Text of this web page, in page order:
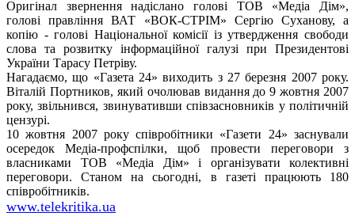
Оригінал звернення надіслано голові ТОВ «Медіа Дім»,
голові правління ВАТ «ВОК-СТРІМ» Сергію Суханову, а
копію - голові Національної комісії із утвердження свободи
слова та розвитку інформаційної галузі при Президентові
України Тарасу Петріву.
Нагадаємо, що «Газета 24» виходить з 27 березня 2007 року.
Віталій Портников, який очолював видання до 9 жовтня 2007
року, звільнився, звинувативши співзасновників у політичній
цензурі.
10 жовтня 2007 року співробітники «Газети 24» заснували
осередок Медіа-профспілки, щоб провести переговори з
власниками ТОВ «Медіа Дім» і організувати колективні
переговори. Станом на сьогодні, в газеті працюють 180
співробітників.
www.telekritika.ua